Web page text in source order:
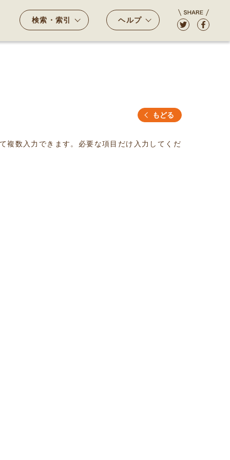
検索・索引 ヘルプ
もどる
複数入力できます。必要な項目だけ入力してくだ